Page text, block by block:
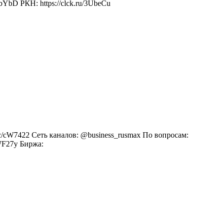
РКН: https://clck.ru/3UbeCu
Сеть каналов: @business_rusmax По вопросам:
Биржа: